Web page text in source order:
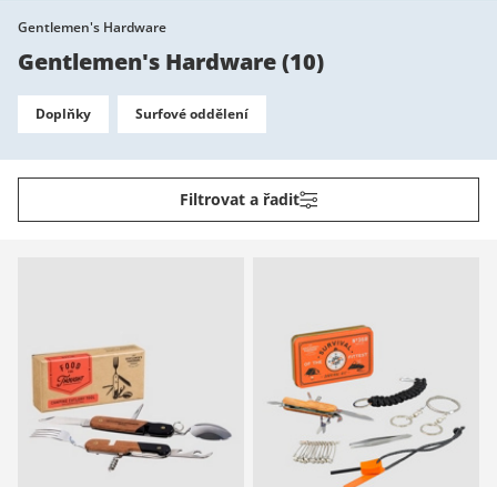
Gentlemen's Hardware
Gentlemen's Hardware(10)
Doplňky Surfové oddělení
Filtrovat a řadit